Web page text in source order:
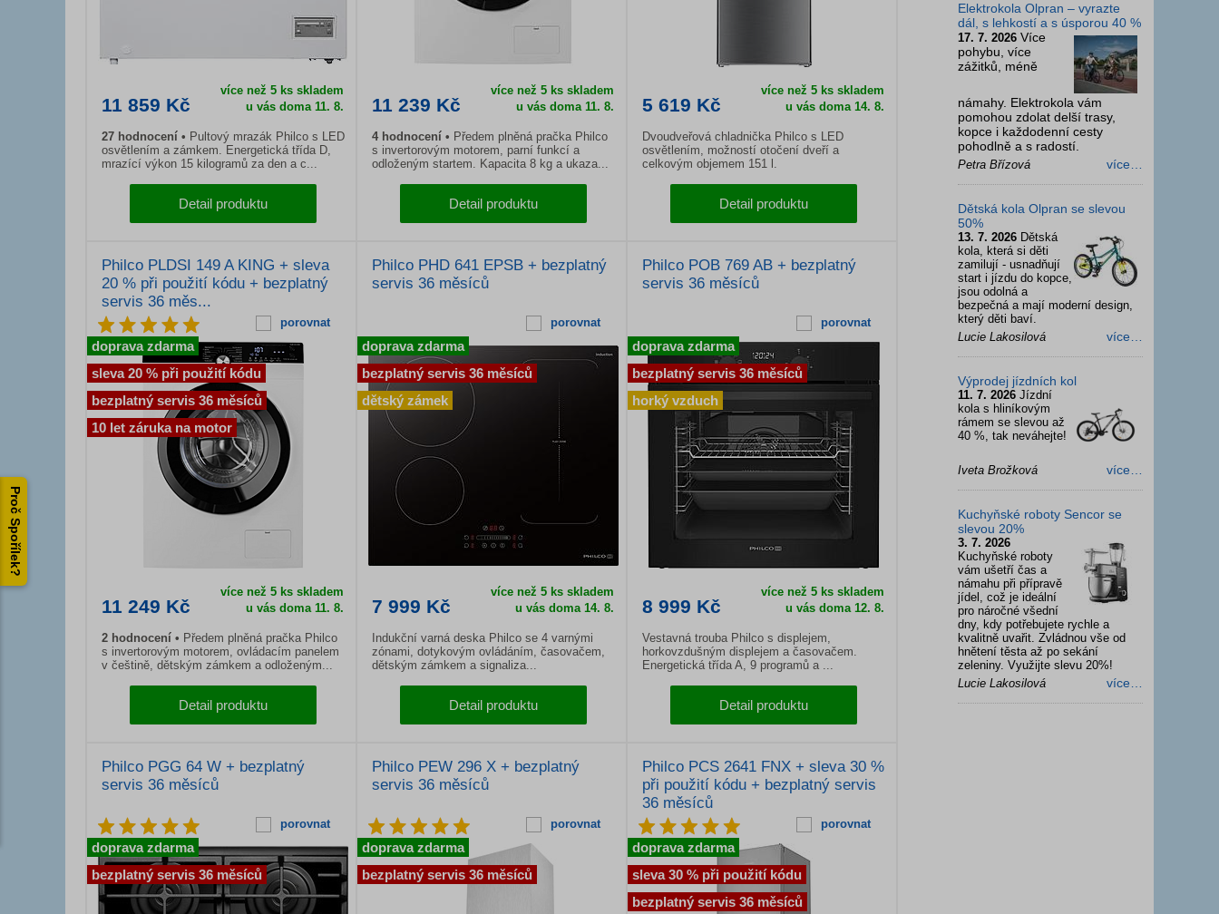
Proč Spořílek?
11 859 Kč
více než 5 ks skladem
u vás doma 11. 8.
27 hodnocení
Pultový mrazák Philco s LED
osvětlením a zámkem. Energetická třída D,
mrazící výkon 15 kilogramů za den a c...
Detail produktu
11 239 Kč
více než 5 ks skladem
u vás doma 11. 8.
4 hodnocení
Předem plněná pračka Philco
s invertorovým motorem, parní funkcí a
odloženým startem. Kapacita 8 kg a ukaza...
Detail produktu
5 619 Kč
více než 5 ks skladem
u vás doma 14. 8.
Dvoudveřová chladnička Philco s LED
osvětlením, možností otočení dveří a
celkovým objemem 151 l.
Detail produktu
Philco PLDSI 149 A KING + sleva
20 % při použití kódu + bezplatný
servis 36 měs...
porovnat
11 249 Kč
více než 5 ks skladem
u vás doma 11. 8.
2 hodnocení
Předem plněná pračka Philco
s invertorovým motorem, ovládacím panelem
v češtině, dětským zámkem a odloženým...
Detail produktu
doprava zdarma
sleva 20 % při použití kódu
bezplatný servis 36 měsíců
10 let záruka na motor
Philco PHD 641 EPSB + bezplatný
servis 36 měsíců
porovnat
7 999 Kč
více než 5 ks skladem
u vás doma 14. 8.
Indukční varná deska Philco se 4 varnými
zónami, dotykovým ovládáním, časovačem,
dětským zámkem a signaliza...
Detail produktu
doprava zdarma
bezplatný servis 36 měsíců
dětský zámek
Philco POB 769 AB + bezplatný
servis 36 měsíců
porovnat
8 999 Kč
více než 5 ks skladem
u vás doma 12. 8.
Vestavná trouba Philco s displejem,
horkovzdušným displejem a časovačem.
Energetická třída A, 9 programů a ...
Detail produktu
doprava zdarma
bezplatný servis 36 měsíců
horký vzduch
Philco PGG 64 W + bezplatný
servis 36 měsíců
porovnat
doprava zdarma
bezplatný servis 36 měsíců
Philco PEW 296 X + bezplatný
servis 36 měsíců
porovnat
doprava zdarma
bezplatný servis 36 měsíců
Philco PCS 2641 FNX + sleva 30 %
při použití kódu + bezplatný servis
36 měsíců
porovnat
doprava zdarma
sleva 30 % při použití kódu
bezplatný servis 36 měsíců
Elektrokola Olpran – vyrazte
dál, s lehkostí a s úsporou 40 %
17. 7. 2026 Více
pohybu, více
zážitků, méně
námahy. Elektrokola vám
pomohou zdolat delší trasy,
kopce i každodenní cesty
pohodlně a s radostí.
Petra Břízová více…
Dětská kola Olpran se slevou
50%
13. 7. 2026 Dětská
kola, která si děti
zamilují - usnadňují
start i jízdu do kopce,
jsou odolná a
bezpečná a mají moderní design,
který děti baví.
Lucie Lakosilová
více…
Výprodej jízdních kol
11. 7. 2026 Jízdní
kola s hliníkovým
rámem se slevou až
40 %, tak neváhejte!
Iveta Brožková více…
Kuchyňské roboty Sencor se
slevou 20%
3. 7. 2026
Kuchyňské roboty
vám ušetří čas a
námahu při přípravě
jídel, což je ideální
pro náročné všední
dny, kdy potřebujete rychle a
kvalitně uvařit. Zvládnou vše od
hnětení těsta až po sekání
zeleniny. Využijte slevu 20%!
Lucie Lakosilová
více…